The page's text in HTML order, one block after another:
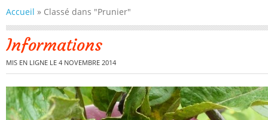
Accueil » Classé dans "Prunier"
Informations
MIS EN LIGNE LE 4 NOVEMBRE 2014